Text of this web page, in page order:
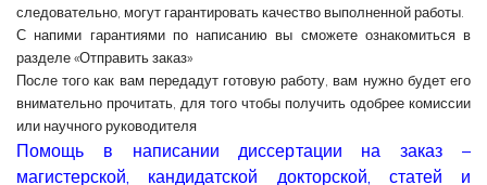
следовательно, могут гарантировать качество выполненной работы.
С напими гарантиями по написанию вы сможете ознакомиться в
разделе «Отправить заказ»
После того как вам передадут готовую работу, вам нужно будет его
внимательно прочитать, для того чтобы получить одобрее комиссии
или научного руководителя
Помощь в написании диссертации на заказ –
магистерской, кандидатской докторской, статей и